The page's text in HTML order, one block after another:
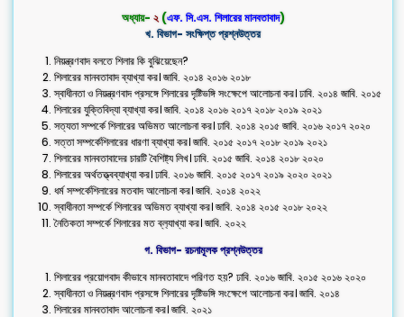
অধ্যায়- ২(এফ. সি.এস. শিলারের মানবতাবাদ)
খ. বিভাগ- সংক্ষিপ্ত প্রশ্নউত্তর
নিয়ন্ত্রণবাদ বলতে শিলার কি বুঝিয়েছেন?
শিলারের মানবতাবাদ ব্যাখ্যা কর। জাবি. ২০১৪ ২০১৬ ২০১৮
স্বাধীনতা ও নিয়ন্ত্রণবাদ প্রসঙ্গে শিলারের দৃষ্টিভঙ্গি সংক্ষেপে আলোচনা কর। ঢাবি. ২০১৪ জাবি. ২০১৫
শিলারের যুক্তিবিদ্যা ব্যাখ্যা কর। জাবি. ২০১৪ ২০১৬ ২০১৭ ২০১৮ ২০১৯ ২০২১
সত্যতা সম্পর্কে শিলারের অভিমত আলোচনা কর। ঢাবি. ২০১৪ ২০১৫ জাবি. ২০১৬ ২০১৭ ২০২০
সত্তা সম্পর্কেশিলারের ধারণা ব্যাখ্যা কর। জাবি. ২০১৫ ২০১৭ ২০১৮ ২০১৯ ২০২১
শিলারের মানবতাবাদের চারটি বৈশিষ্ট্য লিখ। ঢাবি. ২০১৫ জাবি. ২০১৪ ২০১৮ ২০২০
শিলারের অর্থতত্ত্বব্যাখ্যা কর। ঢাবি. ২০১৬ জাবি. ২০১৫ ২০১৭ ২০১৯ ২০২০ ২০২১
ধর্ম সম্পর্কেশিলারের মতবাদ আলোচনা কর। জাবি. ২০১৪ ২০২২
স্বাধীনতা সম্পর্কে শিলারের অভিমত ব্যাখ্যা কর। জাবি. ২০১৪ ২০১৫ ২০১৮ ২০২২
নৈতিকতা সম্পর্কে শিলারের মত ব্ল‍্যাখ্যা কর। জাবি. ২০২২
গ. ‍বিভাগ- রচনামূলক প্রশ্নউত্তর
শিলারের প্রয়োগবাদ কীভাবে মানবতাবাদে পরিণত হয়? ঢাবি. ২০১৬ জাবি. ২০১৫ ২০১৬ ২০২০
স্বাধীনতা ও নিয়ন্ত্রণবাদ প্রসঙ্গে শিলারের দৃষ্টিভঙ্গি সংক্ষেপে আলোচনা কর। জাবি. ২০১৪
শিলারের মানবতাবাদ আলোচনা কর। জাবি. ২০২১